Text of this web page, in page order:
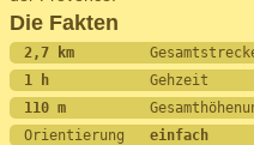
Die Fakten
2,7 km
1 h Gehzeit
110 m
Orientierung einfach